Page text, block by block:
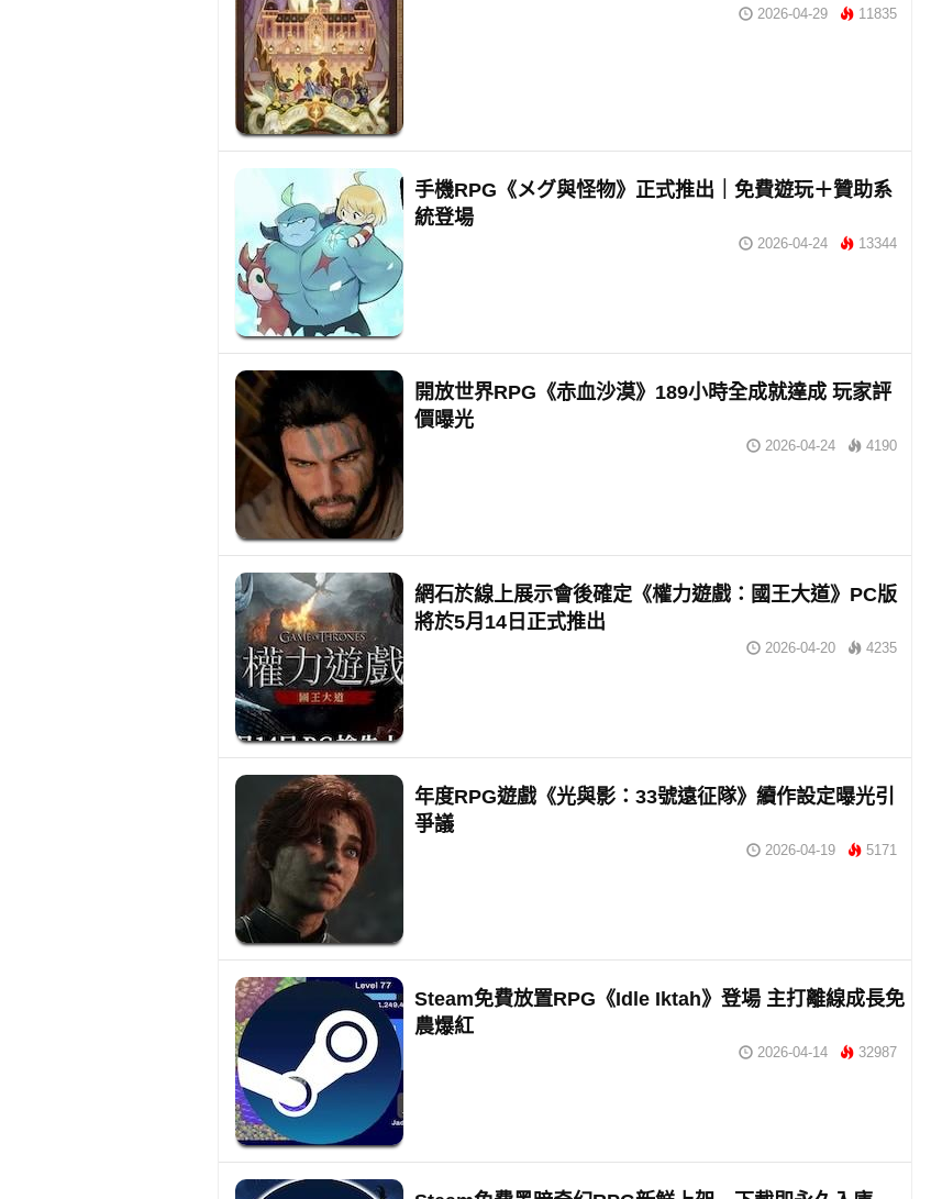
2026-04-29 11835
手機RPG《メグ與怪物》正式推出｜免費遊玩＋贊助系
統登場
2026-04-24 13344
開放世界RPG《赤血沙漠》189小時全成就達成 玩家評
價曝光
2026-04-24 4190
網石於線上展示會後確定《權力遊戲：國王大道》PC版
將於5月14日正式推出
2026-04-20 4235
年度RPG遊戲《光與影：33號遠征隊》續作設定曝光引
爭議
2026-04-19 5171
Steam免費放置RPG《Idle Iktah》登場 主打離線成長免
農爆紅
2026-04-14 32987